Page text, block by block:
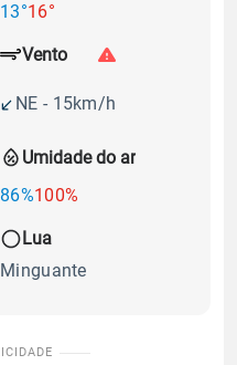
13°16°
Umidade do ar
86%100%
Vento
NE - 15km/h
Lua
Minguante